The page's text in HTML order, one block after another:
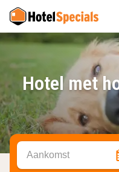
Hotel met
Aankomst